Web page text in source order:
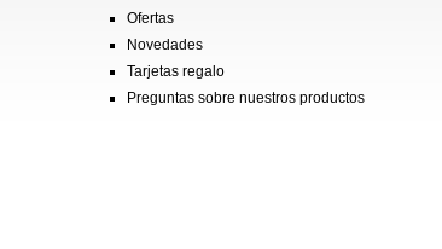
Ofertas
Novedades
Tarjetas regalo
Preguntas sobre nuestros productos